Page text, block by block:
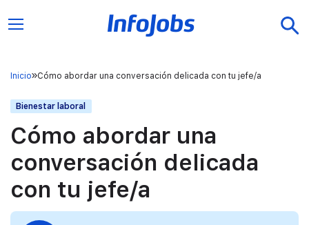
Inicio Cómo abordar una conversación delicada con tu jefe/a
Bienestar laboral
Cómo abordar una
conversación delicada
con tu jefe/a